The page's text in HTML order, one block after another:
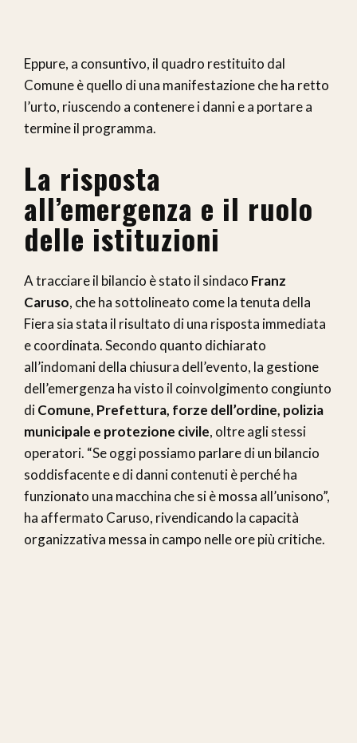
Eppure, a consuntivo, il quadro restituito dal
Comune è quello di una manifestazione che ha retto
l’urto, riuscendo a contenere i danni e a portare a
termine il programma.
La risposta
all’emergenza e il ruolo
delle istituzioni
A tracciare il bilancio è stato il sindaco Franz
Caruso, che ha sottolineato come la tenuta della
Fiera sia stata il risultato di una risposta immediata
e coordinata. Secondo quanto dichiarato
all’indomani della chiusura dell’evento, la gestione
dell’emergenza ha visto il coinvolgimento congiunto
diComune, Prefettura, forze dell’ordine, polizia
municipale e protezione civile, oltre agli stessi
operatori. “Se oggi possiamo parlare di un bilancio
soddisfacente e di danni contenuti è perché ha
funzionato una macchina che si è mossa all’unisono”,
ha affermato Caruso, rivendicando la capacità
organizzativa messa in campo nelle ore più critiche.